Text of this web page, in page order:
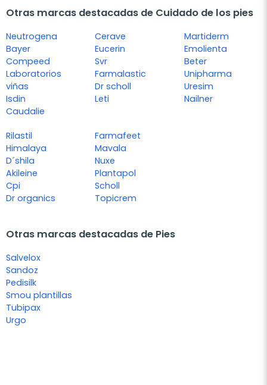
Otras marcas destacadas de Cuidado de los pies
Neutrogena
Bayer
Compeed
Laboratorios
viñas
Isdin
Caudalie
Cerave
Eucerin
Svr
Farmalastic
Dr scholl
Leti
Martiderm
Emolienta
Beter
Unipharma
Uresim
Nailner
Rilastil
Himalaya
D´shila
Akileine
Cpi
Dr organics
Farmafeet
Mavala
Nuxe
Plantapol
Scholl
Topicrem
Otras marcas destacadas de Pies
Salvelox
Sandoz
Pedisilk
Smou plantillas
Tubipax
Urgo